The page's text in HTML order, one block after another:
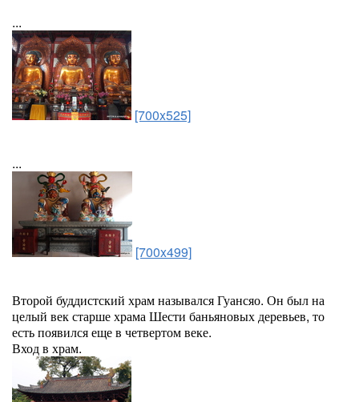
...
[700x525]
...
[700x499]
Второй буддистский храм назывался Гуансяо. Он был на
целый век старше храма Шести баньяновых деревьев, то
есть появился еще в четвертом веке.
Вход в храм.